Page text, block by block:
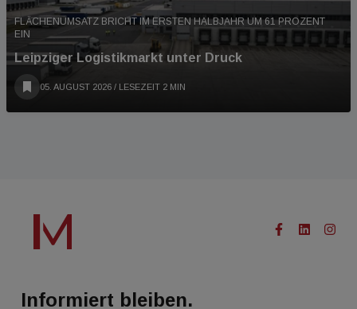
FLÄCHENUMSATZ BRICHT IM ERSTEN HALBJAHR UM 61 PROZENT
EIN
Leipziger Logistikmarkt unter Druck
05. AUGUST 2026 / LESEZEIT 2 MIN
Informiert bleiben.